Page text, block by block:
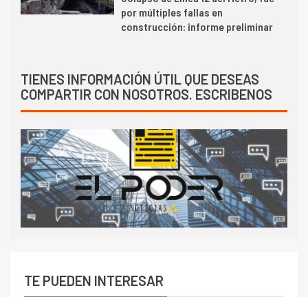
por múltiples fallas en
construcción: informe preliminar
TIENES INFORMACIÓN ÚTIL QUE DESEAS
COMPARTIR CON NOSOTROS. ESCRIBENOS
TE PUEDEN INTERESAR